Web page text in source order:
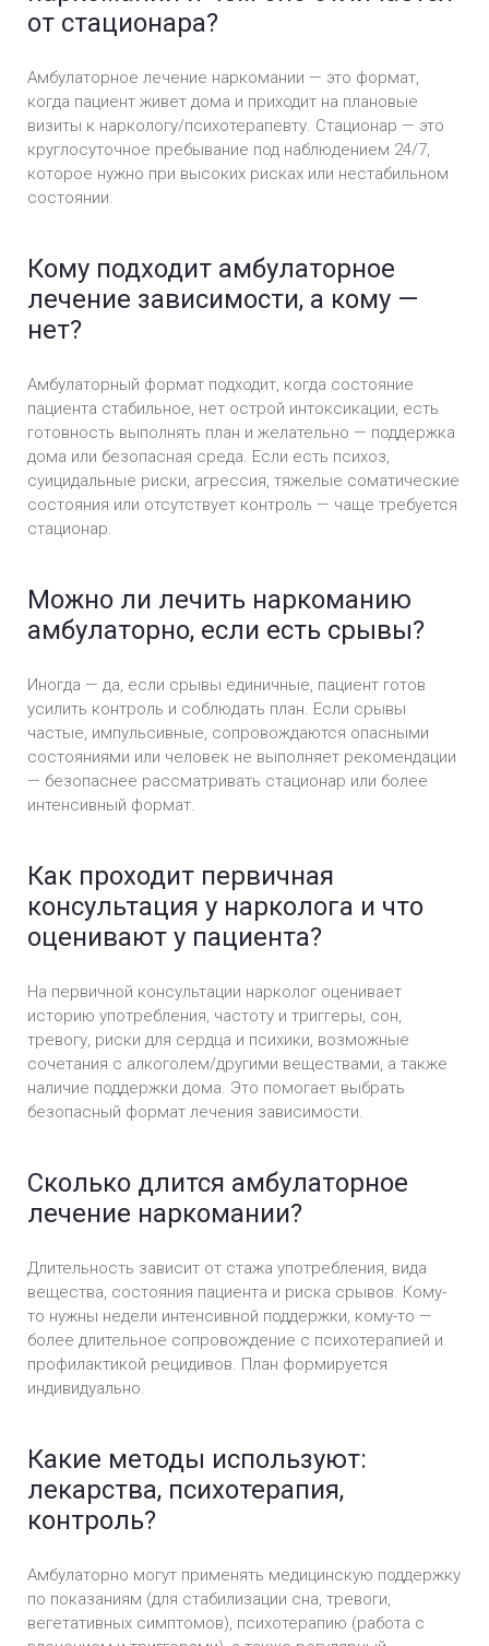
от стационара?
Амбулаторное лечение наркомании — это формат,
когда пациент живет дома и приходит на плановые
визиты к наркологу/психотерапевту. Стационар — это
круглосуточное пребывание под наблюдением 24/7,
которое нужно при высоких рисках или нестабильном
состоянии.
Кому подходит амбулаторное
лечение зависимости, а кому —
нет?
Амбулаторный формат подходит, когда состояние
пациента стабильное, нет острой интоксикации, есть
готовность выполнять план и желательно — поддержка
дома или безопасная среда. Если есть психоз,
суицидальные риски, агрессия, тяжелые соматические
состояния или отсутствует контроль — чаще требуется
стационар.
Можно ли лечить наркоманию
амбулаторно, если есть срывы?
Иногда — да, если срывы единичные, пациент готов
усилить контроль и соблюдать план. Если срывы
частые, импульсивные, сопровождаются опасными
состояниями или человек не выполняет рекомендации
— безопаснее рассматривать стационар или более
интенсивный формат.
Как проходит первичная
консультация у нарколога и что
оценивают у пациента?
На первичной консультации нарколог оценивает
историю употребления, частоту и триггеры, сон,
тревогу, риски для сердца и психики, возможные
сочетания с алкоголем/другими веществами, а также
наличие поддержки дома. Это помогает выбрать
безопасный формат лечения зависимости.
Сколько длится амбулаторное
лечение наркомании?
Длительность зависит от стажа употребления, вида
вещества, состояния пациента и риска срывов. Кому-
то нужны недели интенсивной поддержки, кому-то —
более длительное сопровождение с психотерапией и
профилактикой рецидивов. План формируется
индивидуально.
Какие методы используют:
лекарства, психотерапия,
контроль?
Амбулаторно могут применять медицинскую поддержку
по показаниям (для стабилизации сна, тревоги,
вегетативных симптомов), психотерапию (работа с